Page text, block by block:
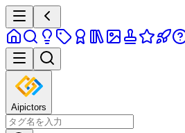
Aipictors